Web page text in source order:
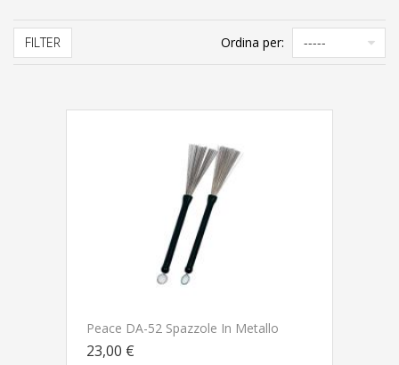
FILTER Ordina per:
Peace DA-52 Spazzole In Metallo
23,00 €